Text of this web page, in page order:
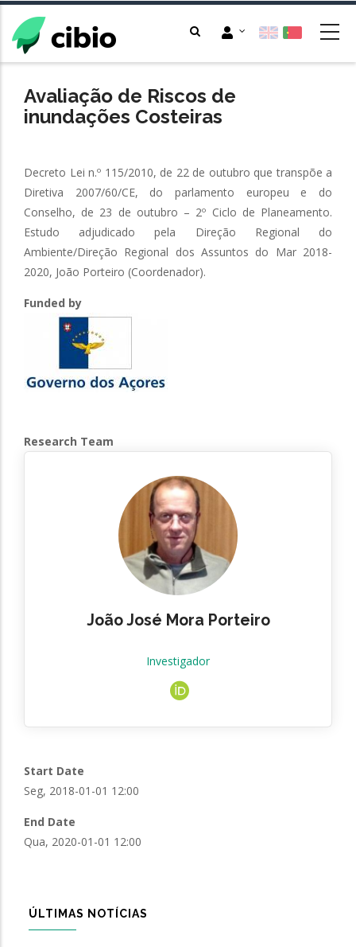
Passar
para
principalAvaliação de Riscos de
inundações Costeiras
Decreto Lei n.º 115/2010, de 22 de outubro que transpõe a
Diretiva 2007/60/CE, do parlamento europeu e do
Conselho, de 23 de outubro – 2º Ciclo de Planeamento.
Estudo adjudicado pela Direção Regional do
Ambiente/Direção Regional dos Assuntos do Mar 2018-
2020, João Porteiro (Coordenador).
Funded by
Research Team
João José Mora Porteiro
Investigador
Start Date
Seg, 2018-01-01 12:00
End Date
Qua, 2020-01-01 12:00
ÚLTIMAS NOTÍCIAS